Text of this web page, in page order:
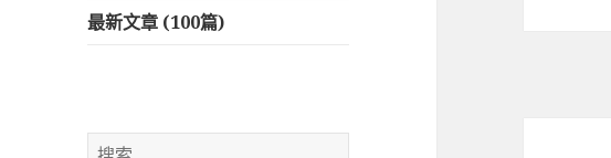
最新文章 (100篇)
搜